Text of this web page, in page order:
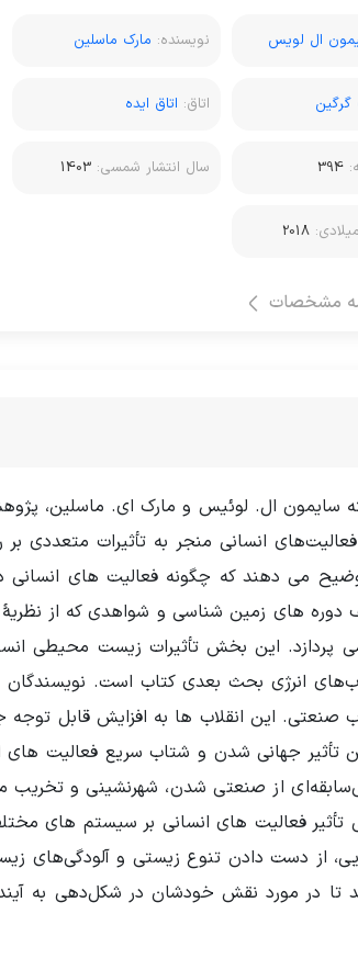
ال لویس نویسنده: مارک ماسلین
اتاق: اتاق ایده
394 سال انتشار شمسی:1403
2018
مشخصات
سایمون ال. لوئیس و مارک ای. ماسلین،
انسانی منجر به تأثیرات متعددی
می دهند که چگونه فعالیت های
های زمین شناسی و شواهدی که از نظریۀ
این بخش تأثیرات زیست محیطی انسان
انرژی بحث بعدی کتاب است. نویسندگان
صنعتی. این انقلاب ها به افزایش قابل
از صنعتی شدن، شهرنشینی و
فعالیت های انسانی بر سیستم های
از دست دادن تنوع زیستی و آلودگی‌های
در مورد نقش خودشان در شکل‌دهی به آینده